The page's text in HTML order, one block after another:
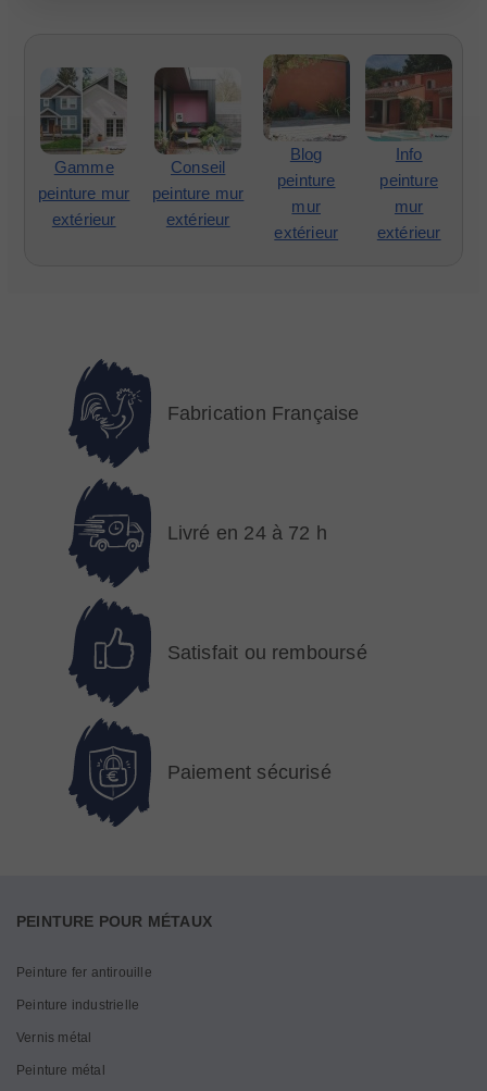
Gamme
peinture mur
extérieur
Conseil
peinture mur
extérieur
Blog
peinture
mur
extérieur
Info
peinture
mur
extérieur
Fabrication Française
Livré en 24 à 72 h
Satisfait ou remboursé
Paiement sécurisé
PEINTURE POUR MÉTAUX
Peinture fer antirouille
Peinture industrielle
Vernis métal
Peinture métal